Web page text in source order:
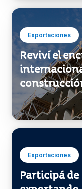
Participá
exportando
Estrechar
mitigar los